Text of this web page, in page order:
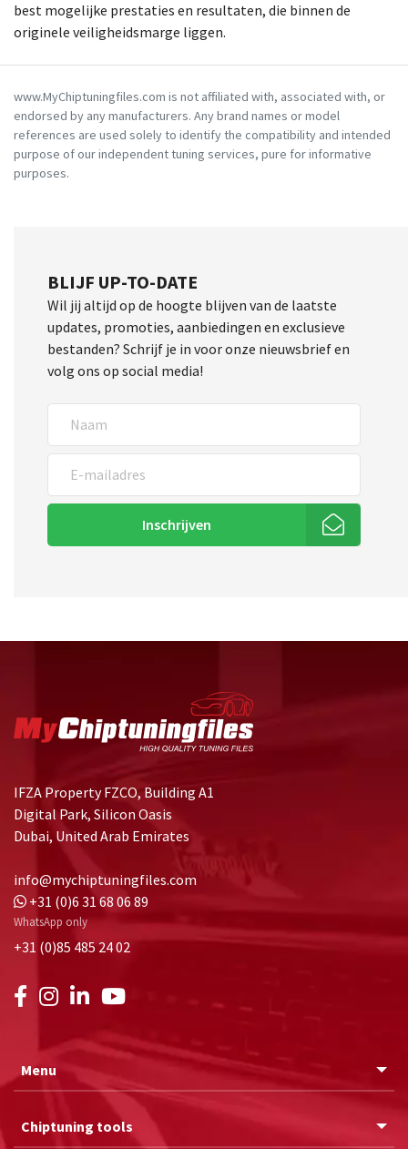
best mogelijke prestaties en resultaten, die binnen de
originele veiligheidsmarge liggen.
www.MyChiptuningfiles.com is not affiliated with, associated with, or
endorsed by any manufacturers. Any brand names or model
references are used solely to identify the compatibility and intended
purpose of our independent tuning services, pure for informative
purposes.
BLIJF UP-TO-DATE
Wil jij altijd op de hoogte blijven van de laatste
updates, promoties, aanbiedingen en exclusieve
bestanden? Schrijf je in voor onze nieuwsbrief en
volg ons op social media!
Inschrijven
IFZA Property FZCO, Building A1
Digital Park, Silicon Oasis
Dubai, United Arab Emirates
info@mychiptuningfiles.com
+31 (0)6 31 68 06 89
WhatsApp only
+31 (0)85 485 24 02
Menu
Chiptuning tools